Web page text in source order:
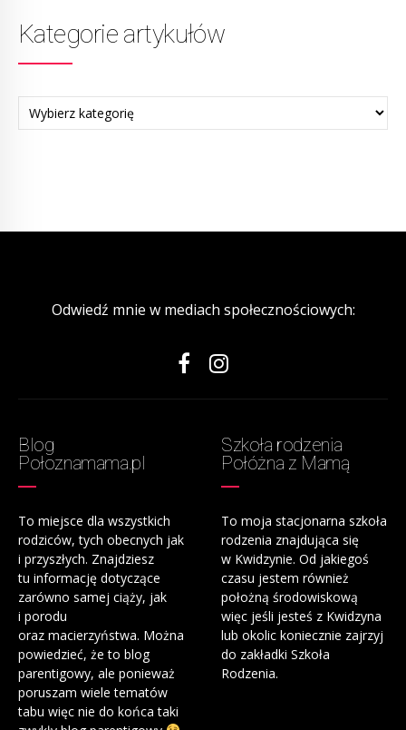
Kategorie artykułów
Odwiedź mnie w mediach społecznościowych:
Blog
Połoznamama.pl
To miejsce dla wszystkich
rodziców, tych obecnych jak
i przyszłych. Znajdziesz
tu informację dotyczące
zarówno samej ciąży, jak
i porodu
oraz macierzyństwa. Można
powiedzieć, że to blog
parentigowy, ale ponieważ
poruszam wiele tematów
tabu więc nie do końca taki
Szkoła rodzenia
Połóżna z Mamą
To moja stacjonarna szkoła
rodzenia znajdująca się
w Kwidzynie. Od jakiegoś
czasu jestem również
położną środowiskową
więc jeśli jesteś z Kwidzyna
lub okolic koniecznie zajrzyj
do zakładki Szkoła
Rodzenia.